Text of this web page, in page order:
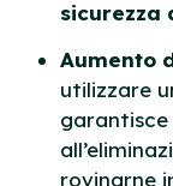
sicurezza
Aumento
utilizzare
garantisce
rovinarne